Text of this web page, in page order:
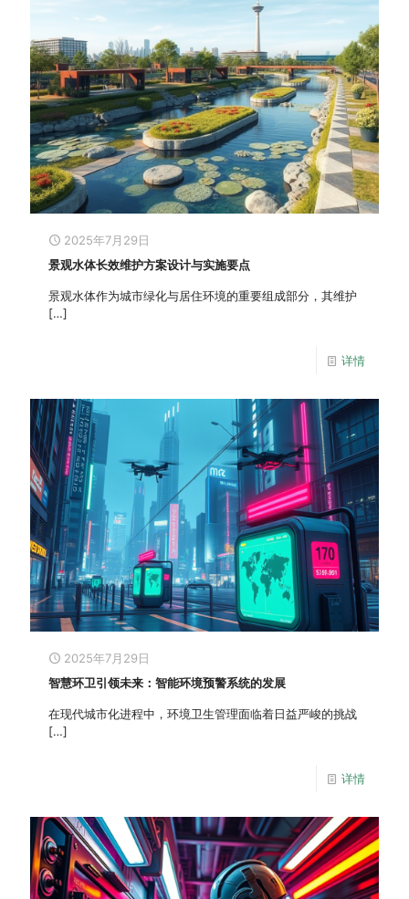
2025年7月29日
景观水体长效维护方案设计与实施要点
景观水体作为城市绿化与居住环境的重要组成部分，其维护
[…]
详情
2025年7月29日
智慧环卫引领未来：智能环境预警系统的发展
在现代城市化进程中，环境卫生管理面临着日益严峻的挑战
[…]
详情